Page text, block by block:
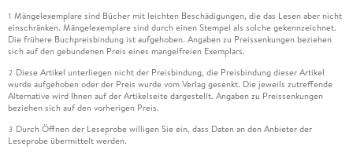
1 Mängelexemplare sind Bücher mit leichten Beschädigungen, die das Lesen aber nicht
einschränken. Mängelexemplare sind durch einen Stempel als solche gekennzeichnet.
Die frühere Buchpreisbindung ist aufgehoben. Angaben zu Preissenkungen beziehen
sich auf den gebundenen Preis eines mangelfreien Exemplars.
2 Diese Artikel unterliegen nicht der Preisbindung, die Preisbindung dieser Artikel
wurde aufgehoben oder der Preis wurde vom Verlag gesenkt. Die jeweils zutreffende
Alternative wird Ihnen auf der Artikelseite dargestellt. Angaben zu Preissenkungen
beziehen sich auf den vorherigen Preis.
3 Durch Öffnen der Leseprobe willigen Sie ein, dass Daten an den Anbieter der
Leseprobe übermittelt werden.